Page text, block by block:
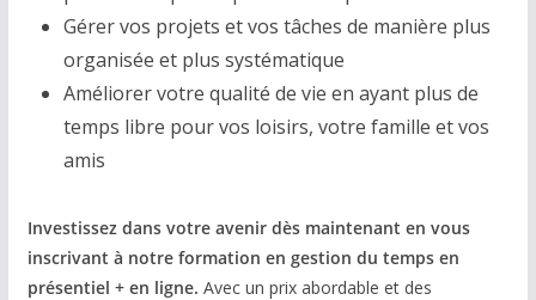
Gérer vos projets et vos tâches de manière plus
organisée et plus systématique
Améliorer votre qualité de vie en ayant plus de
temps libre pour vos loisirs, votre famille et vos
amis
Investissez dans votre avenir dès maintenant en vous
inscrivant à notre formation en gestion du temps en
présentiel + en ligne. Avec un prix abordable et des